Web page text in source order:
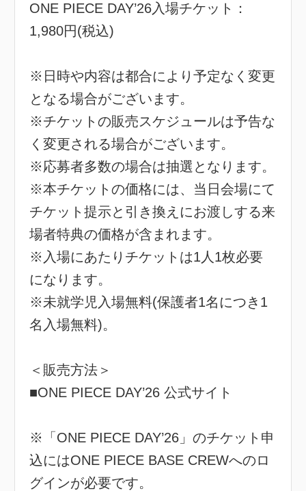
ONE PIECE DAY’26入場チケット：
1,980円(税込)
※日時や内容は都合により予定なく変更
となる場合がございます。
※チケットの販売スケジュールは予告な
く変更される場合がございます。
※応募者多数の場合は抽選となります。
※本チケットの価格には、当日会場にて
チケット提示と引き換えにお渡しする来
場者特典の価格が含まれます。
※入場にあたりチケットは1人1枚必要
になります。
※未就学児入場無料(保護者1名につき1
名入場無料)。
＜販売方法＞
■ONE PIECE DAY’26 公式サイト
※「ONE PIECE DAY’26」のチケット申
込にはONE PIECE BASE CREWへのロ
グインが必要です。